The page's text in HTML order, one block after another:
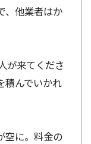
、他業者はか
が来てくださ
積んでいかれ
空に。料金の